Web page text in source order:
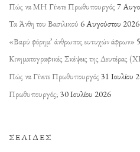
Πώς να ΜΗ Γίνετε Πρωθυπουργός 7
Τα Άνθη του Βασιλικού 6 Αυγούστου 2026
«Βαρύ φόρημ’ άνθρωπος ευτυχών άφρων»
Κινηματογραφικές Σκέψεις της Δευτέρας
Πώς να Γίνετε Πρωθυπουργός 31 Ιουλίου
Πρωθυπουργός; 30 Ιουλίου 2026
ΣΕΛΊΔΕΣ